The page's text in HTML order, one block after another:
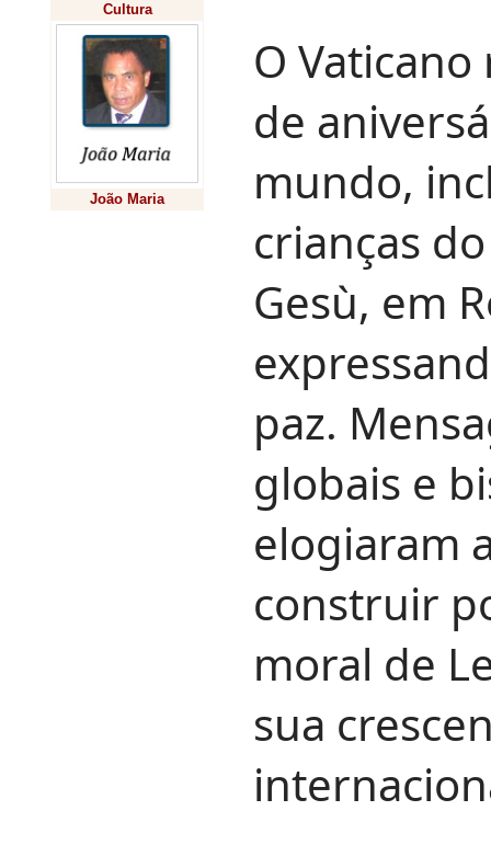
Cultura
João Maria
O
de
mundo,
crianças
Gesù, em
paz.
globais e
elogiaram
construir
moral de
sua